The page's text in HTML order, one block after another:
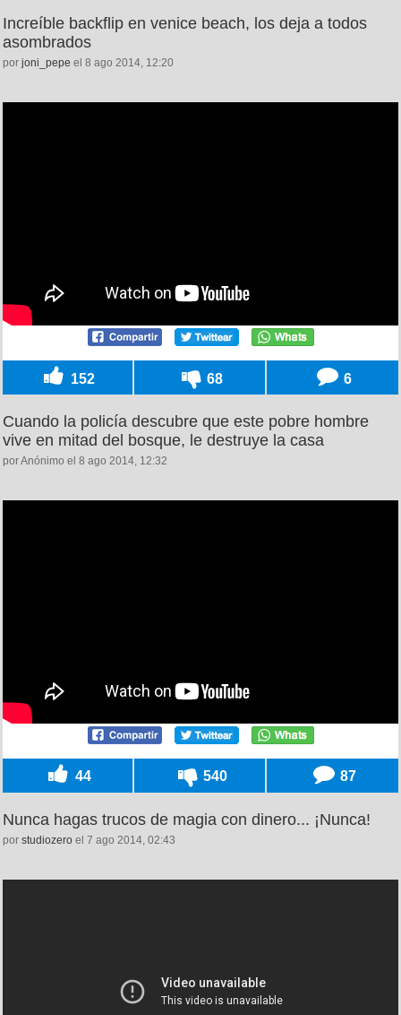
Increíble backflip en venice beach, los deja a todos
asombrados
por joni_pepe el 8 ago 2014, 12:20
152 68 6
Cuando la policía descubre que este pobre hombre
vive en mitad del bosque, le destruye la casa
por Anónimo el 8 ago 2014, 12:32
44 540 87
Nunca hagas trucos de magia con dinero... ¡Nunca!
por studiozero el 7 ago 2014, 02:43